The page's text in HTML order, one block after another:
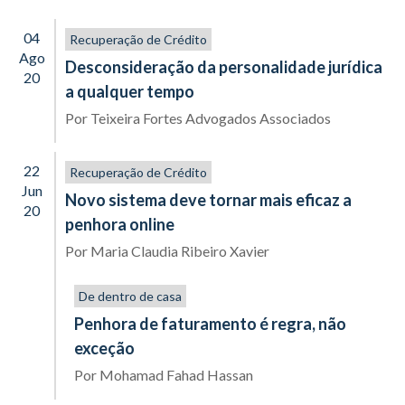
04
Ago
20
Recuperação de Crédito
Desconsideração da personalidade jurídica
a qualquer tempo
Por Teixeira Fortes Advogados Associados
22
Jun
20
Recuperação de Crédito
Novo sistema deve tornar mais eficaz a
penhora online
Por Maria Claudia Ribeiro Xavier
De dentro de casa
Penhora de faturamento é regra, não
exceção
Por Mohamad Fahad Hassan